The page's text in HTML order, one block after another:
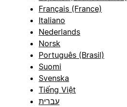
Français (France)
Italiano
Nederlands
Norsk
Português (Brasil)
Suomi
Svenska
Tiếng Việt
עברית